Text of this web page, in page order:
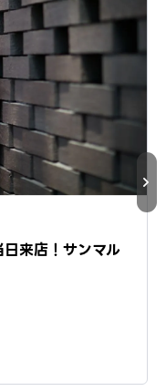
来店！サンマル